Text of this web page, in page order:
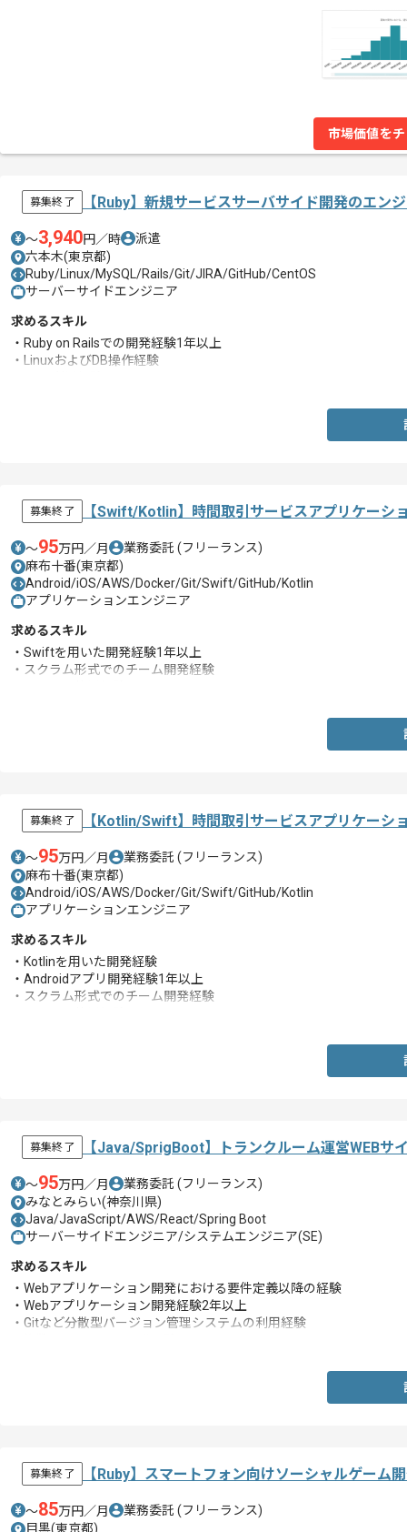
市場価値を
募集終了 【Ruby】新規サービスサーバサイド開発のエン
〜3,940円／時
派遣
六本木(東京都)
Ruby/Linux/MySQL/Rails/Git/JIRA/GitHub/CentOS
サーバーサイドエンジニア
求めるスキル
・Ruby on Railsでの開発経験1年以上
・LinuxおよびDB操作経験
募集終了 【Swift/Kotlin】時間取引サービスアプリケーシ
〜95万円／月 業務委託 (フリーランス)
麻布十番(東京都)
Android/iOS/AWS/Docker/Git/Swift/GitHub/Kotlin
アプリケーションエンジニア
求めるスキル
・Swiftを用いた開発経験1年以上
・スクラム形式でのチーム開発経験
募集終了 【Kotlin/Swift】時間取引サービスアプリケーシ
〜95万円／月 業務委託 (フリーランス)
麻布十番(東京都)
Android/iOS/AWS/Docker/Git/Swift/GitHub/Kotlin
アプリケーションエンジニア
求めるスキル
・Kotlinを用いた開発経験
・Androidアプリ開発経験1年以上
・スクラム形式でのチーム開発経験
募集終了 【Java/SprigBoot】トランクルーム運営WEBサ
〜95万円／月 業務委託 (フリーランス)
みなとみらい(神奈川県)
Java/JavaScript/AWS/React/Spring Boot
サーバーサイドエンジニア/システムエンジニア(SE)
求めるスキル
・Webアプリケーション開発における要件定義以降の経験
・Webアプリケーション開発経験2年以上
・Gitなど分散型バージョン管理システムの利用経験
募集終了 【Ruby】スマートフォン向けソーシャルゲーム
〜85万円／月 業務委託 (フリーランス)
目黒(東京都)